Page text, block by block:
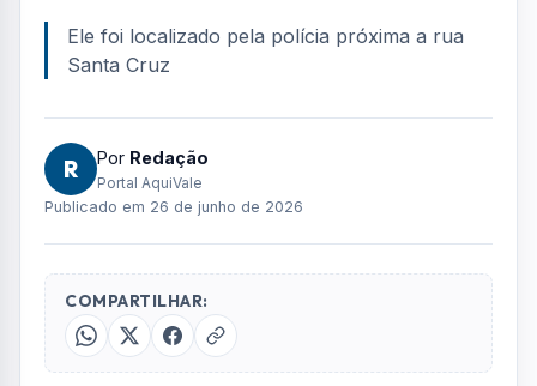
Ele foi localizado pela polícia próxima a rua
Santa Cruz
R Por Redação
Portal AquiVale
Publicado em 26 de junho de 2026
COMPARTILHAR: